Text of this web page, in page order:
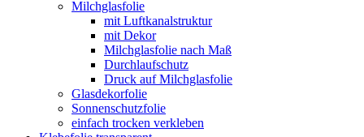
Milchglasfolie
mit Luftkanalstruktur
mit Dekor
Milchglasfolie nach Maß
Durchlaufschutz
Druck auf Milchglasfolie
Glasdekorfolie
Sonnenschutzfolie
einfach trocken verkleben